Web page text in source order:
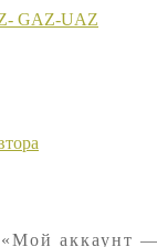
GAZ-UAZ
аккаунт